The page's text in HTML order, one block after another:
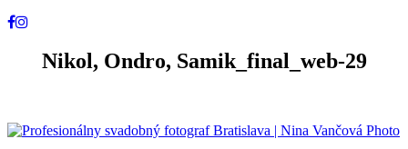
Nikol, Ondro, Samik_final_web-29